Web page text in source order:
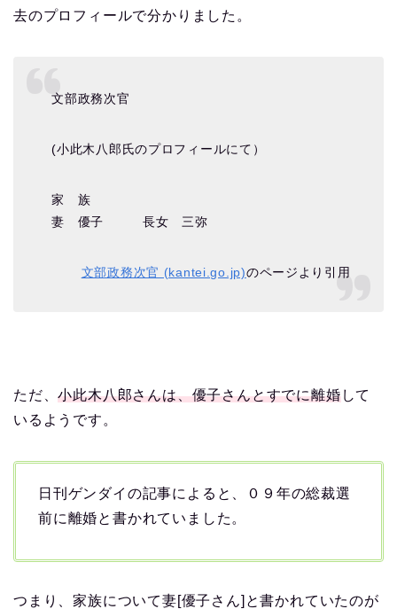
去のプロフィールで分かりました。
文部政務次官
(小此木八郎氏のプロフィールにて）
家 族
妻 優子 長女 三弥
文部政務次官 (kantei.go.jp)のページより引用
ただ、小此木八郎さんは、優子さんとすでに離婚して
いるようです。
日刊ゲンダイの記事によると、０９年の総裁選
前に離婚と書かれていました。
つまり、家族について妻[優子さん]と書かれていたのが